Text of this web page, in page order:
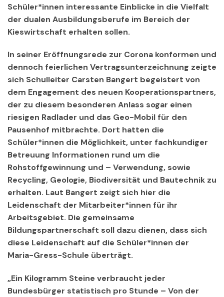
Schüler*innen interessante Einblicke in die Vielfalt
der dualen Ausbildungsberufe im Bereich der
Kieswirtschaft erhalten sollen.
In seiner Eröffnungsrede zur Corona konformen und
dennoch feierlichen Vertragsunterzeichnung zeigte
sich Schulleiter Carsten Bangert begeistert von
dem Engagement des neuen Kooperationspartners,
der zu diesem besonderen Anlass sogar einen
riesigen Radlader und das Geo-Mobil für den
Pausenhof mitbrachte. Dort hatten die
Schüler*innen die Möglichkeit, unter fachkundiger
Betreuung Informationen rund um die
Rohstoffgewinnung und – Verwendung, sowie
Recycling, Geologie, Biodiversität und Bautechnik zu
erhalten. Laut Bangert zeigt sich hier die
Leidenschaft der Mitarbeiter*innen für ihr
Arbeitsgebiet. Die gemeinsame
Bildungspartnerschaft soll dazu dienen, dass sich
diese Leidenschaft auf die Schüler*innen der
Maria-Gress-Schule überträgt.
„Ein Kilogramm Steine verbraucht jeder
Bundesbürger statistisch pro Stunde – Von der